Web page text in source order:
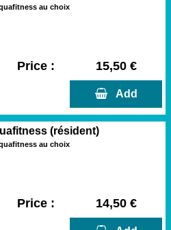
au choix
Price : 15,50 €
Add
(résident)
au choix
Price : 14,50 €